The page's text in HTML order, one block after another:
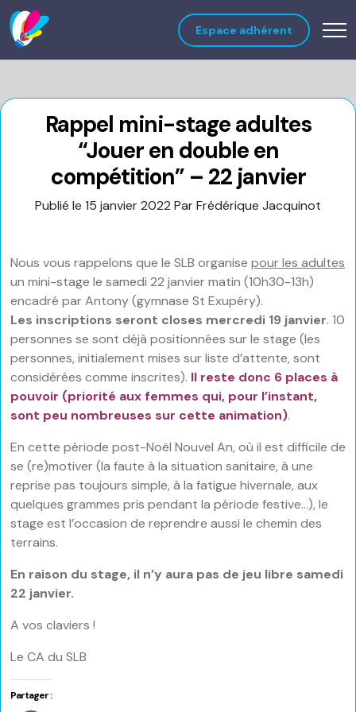
Espace adhérent
Rappel mini-stage adultes
“Jouer en double en
compétition” – 22 janvier
Publié le 15 janvier 2022 Par Frédérique Jacquinot
Nous vous rappelons que le SLB organise pour les adultes
un mini-stage le samedi 22 janvier matin (10h30-13h)
encadré par Antony (gymnase St Exupéry).
Les inscriptions seront closes mercredi 19 janvier. 10
personnes se sont déjà positionnées sur le stage (les
personnes, initialement mises sur liste d’attente, sont
considérées comme inscrites). Il reste donc 6 places à
pouvoir (priorité aux femmes qui, pour l’instant,
sont peu nombreuses sur cette animation).
En cette période post-Noël Nouvel An, où il est difficile de
se (re)motiver (la faute à la situation sanitaire, à une
reprise pas toujours simple, à la fatigue hivernale, aux
quelques grammes pris pendant la période festive…), le
stage est l’occasion de reprendre aussi le chemin des
terrains.
En raison du stage, il n’y aura pas de jeu libre samedi
22 janvier.
A vos claviers !
Le CA du SLB
Partager :